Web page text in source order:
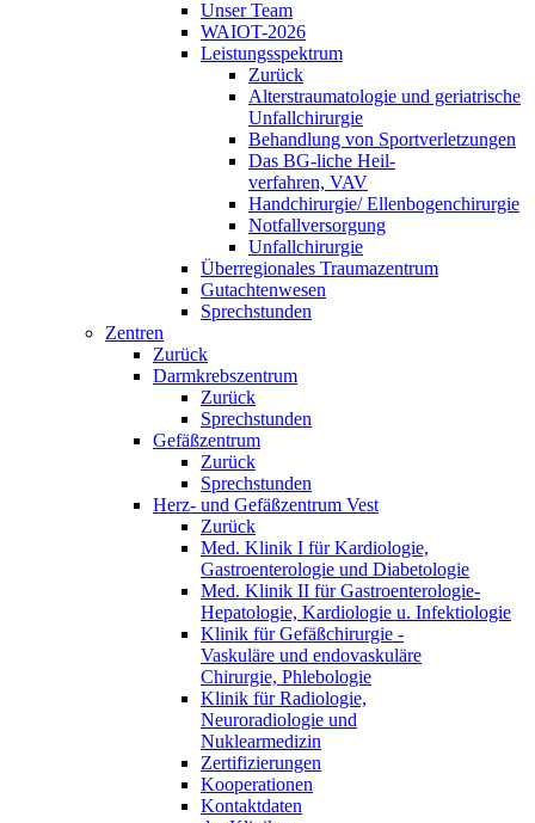
Unser Team
WAIOT-2026
Leistungsspektrum
Zurück
Alterstraumatologie und geriatrische
Unfallchirurgie
Behandlung von Sportverletzungen
Das BG-liche Heil-
verfahren, VAV
Handchirurgie/ Ellenbogenchirurgie
Notfallversorgung
Unfallchirurgie
Überregionales Traumazentrum
Gutachtenwesen
Sprechstunden
Zentren
Zurück
Darmkrebszentrum
Zurück
Sprechstunden
Gefäßzentrum
Zurück
Sprechstunden
Herz- und Gefäßzentrum Vest
Zurück
Med. Klinik I für Kardiologie,
Gastroenterologie und Diabetologie
Med. Klinik II für Gastroenterologie-
Hepatologie, Kardiologie u. Infektiologie
Klinik für Gefäßchirurgie -
Vaskuläre und endovaskuläre
Chirurgie, Phlebologie
Klinik für Radiologie,
Neuroradiologie und
Nuklearmedizin
Zertifizierungen
Kooperationen
Kontaktdaten